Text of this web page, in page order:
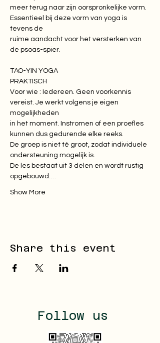
meer terug naar zijn oorspronkelijke vorm.
Essentieel bij deze vorm van yoga is
tevens de
ruime aandacht voor het versterken van
de psoas-spier.
TAO-YIN YOGA
PRAKTISCH
Voor wie : Iedereen. Geen voorkennis
vereist. Je werkt volgens je eigen
mogelijkheden
in het moment. Instromen of een proefles
kunnen dus gedurende elke reeks.
De groep is niet té groot, zodat individuele
ondersteuning mogelijk is.
De les bestaat uit 3 delen en wordt rustig
opgebouwd:…
Show More
Share this event
Follow us